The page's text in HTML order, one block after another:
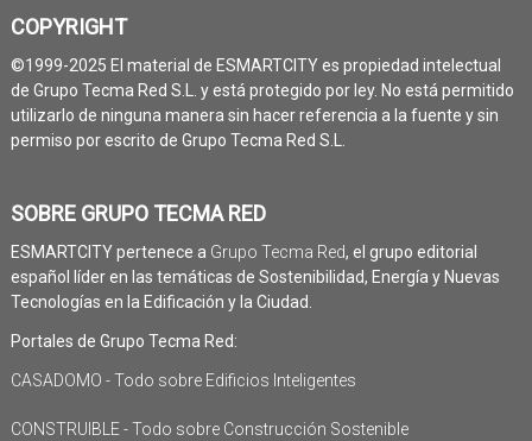
COPYRIGHT
©1999-2025 El material de ESMARTCITY es propiedad intelectual
de Grupo Tecma Red S.L. y está protegido por ley. No está permitido
utilizarlo de ninguna manera sin hacer referencia a la fuente y sin
permiso por escrito de Grupo Tecma Red S.L.
SOBRE GRUPO TECMA RED
ESMARTCITY pertenece a Grupo Tecma Red, el grupo editorial
español líder en las temáticas de Sostenibilidad, Energía y Nuevas
Tecnologías en la Edificación y la Ciudad.
Portales de Grupo Tecma Red:
CASADOMO - Todo sobre Edificios Inteligentes
CONSTRUIBLE - Todo sobre Construcción Sostenible